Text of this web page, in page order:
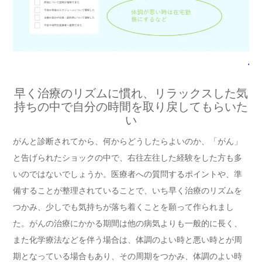
早く治療のリズムに慣れ、リラックスした気
持ちの中で自分の時間を取り戻してもらいた
い
がんと診断されてから、何からどうしたらよいのか、「がん」
と告げられたショックの中で、右往左往した経験をした方も多
いのではないでしょうか。医療者への質問するポイントや、準
備することが整理されていることで、いち早く治療のリズムを
つかみ、少しでも気持ちが落ち着くことを願って作られまし
た。がんの治療にかかる期間は他の病気よりも一般的に長く、
また化学療法などを伴う場合は、体調のよい時と悪い時とが周
期となっている場合もあり、その周期をつかみ、体調のよい時